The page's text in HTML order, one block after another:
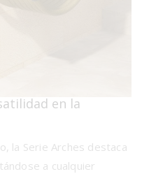
en la
la Serie Arches destaca
a cualquier